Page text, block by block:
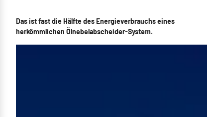
Das ist fast die Hälfte des Energieverbrauchs eines
herkömmlichen Ölnebelabscheider-System.